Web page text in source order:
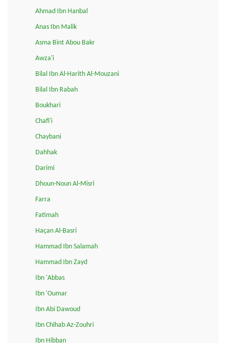
Ahmad Ibn Hanbal
Anas Ibn Malik
Asma Bint Abou Bakr
Awza'i
Bilal Ibn Al-Harith Al-Mouzani
Bilal Ibn Rabah
Boukhari
Chafi'i
Chaybani
Dahhak
Darimi
Dhoun-Noun Al-Misri
Farra
Fatimah
Haçan Al-Basri
Hammad Ibn Salamah
Hammad Ibn Zayd
Ibn 'Abbas
Ibn 'Oumar
Ibn Abi Dawoud
Ibn Chihab Az-Zouhri
Ibn Hibban